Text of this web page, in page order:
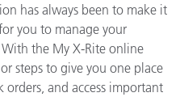
has always been to make it
you to manage your
With the My X-Rite online
steps to give you one place
orders, and access important